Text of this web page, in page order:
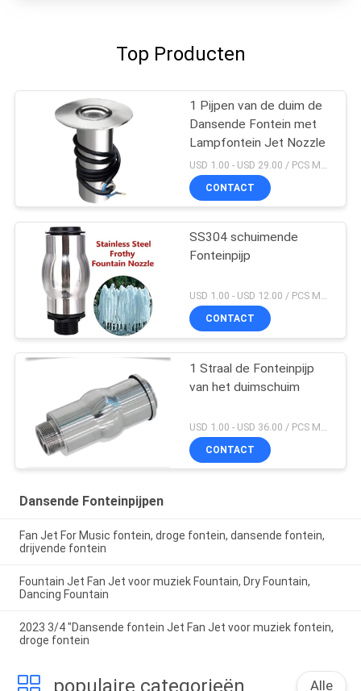
Top Producten
1 Pijpen van de duim de
Dansende Fontein met
Lampfontein Jet Nozzle
CONTACT
SS304 schuimende
Fonteinpijp
USD 1.00 - USD 12.00 / PCS MOQ:PCs 1
CONTACT
1 Straal de Fonteinpijp
van het duimschuim
USD 1.00 - USD 36.00 / PCS MOQ:PCs 1
CONTACT
Dansende Fonteinpijpen
Fan Jet For Music fontein, droge fontein, dansende fontein,
drijvende fontein
Fountain Jet Fan Jet voor muziek Fountain, Dry Fountain,
Dancing Fountain
2023 3/4 "Dansende fontein Jet Fan Jet voor muziek fontein,
droge fontein
populaire categorieën Alle